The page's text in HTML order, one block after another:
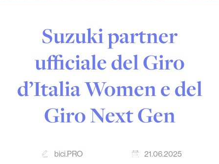
Suzuki partner
ufficiale del Giro
d’Italia Women e del
Giro Next Gen
bici.PRO 21.06.2025